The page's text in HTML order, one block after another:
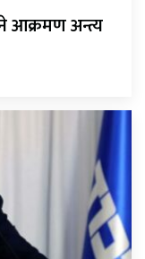
आक्रमण अन्त्य